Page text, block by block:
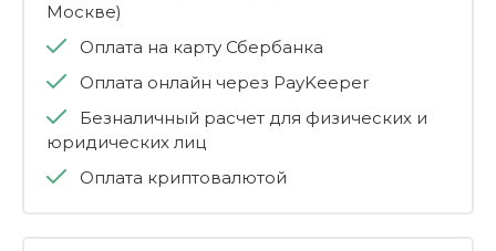
Москве)
Оплата на карту Сбербанка
Оплата онлайн через PayKeeper
Безналичный расчет для физических и
юридических лиц
Оплата криптовалютой